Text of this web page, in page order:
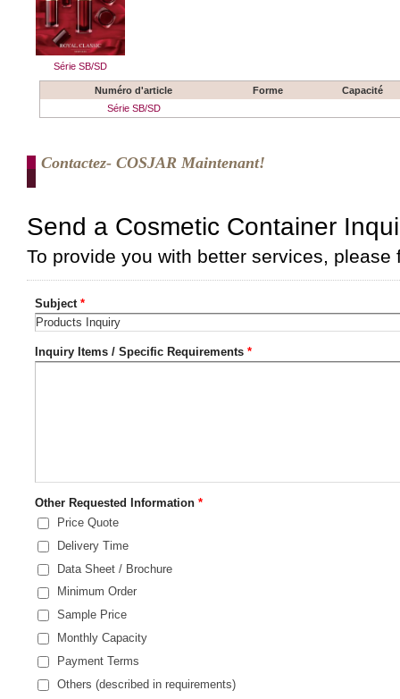
Série SB/SD
Numéro d'article Forme
Capacité
Série SB/SD
Contactez- COSJAR Maintenant!